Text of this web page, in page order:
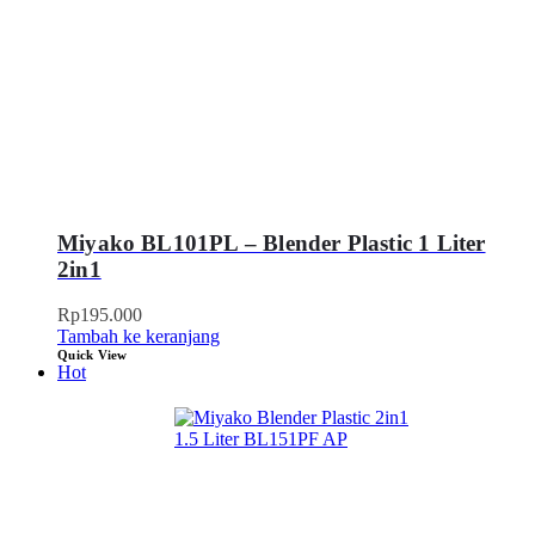
Miyako BL101PL – Blender Plastic 1 Liter
2in1
Rp195.000
Tambah ke keranjang
Quick View
Hot